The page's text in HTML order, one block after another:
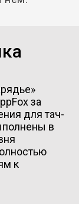
за
для тач-
в
к